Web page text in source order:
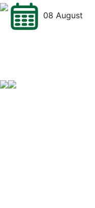
08 August